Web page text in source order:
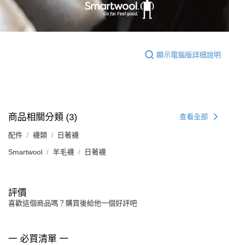
顯示電腦版詳細說明
商品相關分類 (3) 查看全部
配件 襪類 日著襪
Smartwool 羊毛襪 日著襪
評價
喜歡這個商品嗎？購買後給他一個好評吧
一 必買清單 一